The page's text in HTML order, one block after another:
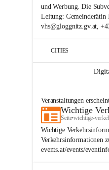
und Werbung. Die
Leitung: Gemeinderätin
vhs@gloggnitz.gv.at,
CITIES
Veranstaltungen
Wichtige
Seite•wichtige-
Wichtige
Verkehrsinformationen
events.at/events/